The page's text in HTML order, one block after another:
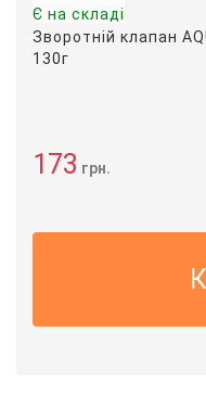
Є на складі
Зворотній клапан
130г
173 грн.